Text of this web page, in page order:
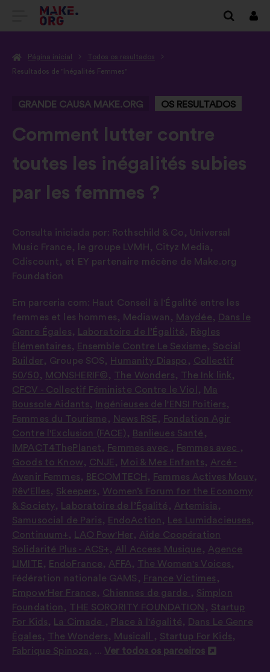
IR
A
INICIAL
DO
SÍTIO
INTERNET
MAKE.ORG
Página inicial
Todos os resultados
Resultados de "Inégalités Femmes"
GRANDE CAUSA MAKE.ORG OS RESULTADOS
-
Comment lutter contre
toutes les inégalités subies
par les femmes ?
Consulta iniciada por: Rothschild & Co, Universal
Music France, le groupe LVMH , Cityz Media ,
Cdiscount, et EY partenaire mécène de Make.org
Foundation
Em parceria com: Haut Conseil à l'Égalité entre les
femmes et les hommes, Mediawan , Maydée, Dans le
Genre Égales, Laboratoire de l’Égalité, Règles
Élémentaires, Ensemble Contre Le Sexisme, Social
Builder, Groupe SOS, Humanity Diaspo , Collectif
50/50, MONSHERIF©, The Wonders, The Ink link,
CFCV - Collectif Féministe Contre le Viol , Ma
Boussole Aidants, Ingénieuses de l'ENSI Poitiers,
Femmes du Tourisme , News RSE, Fondation Agir
Contre l'Exclusion (FACE) , Banlieues Santé ,
IMPACT4ThePlanet, Femmes avec , Femmes avec ,
Goods to Know, CNJE, Moi & Mes Enfants, Arcé -
Avenir Femmes, BECOMTECH , Femmes Actives Mouv,
Rêv'Elles, Skeepers, Women’s Forum for the Economy
& Society, Laboratoire de l’Égalité , Artemisia ,
Samusocial de Paris, EndoAction , Les Lumidacieuses,
Continuum+, LAO Pow'Her, Aide Coopération
Solidarité Plus - ACS+, All Access Musique , Agence
LIMITE, EndoFrance, AFFA, The Women's Voices,
Fédération nationale GAMS , France Victimes ,
Empow'Her France, Chiennes de garde , Simplon
Foundation , THE SORORITY FOUNDATION , Startup
For Kids, La Cimade , Place à l'égalité, Dans Le Genre
Égales, The Wonders, Musicall , Startup For Kids,
Fabrique Spinoza , ... Ver todos os parceiros
Abertura